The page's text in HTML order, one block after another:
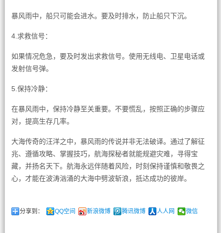
暴风雨中，船只可能会进水。要及时排水，防止船只下沉。
4.求救信号：
如果情况危急，要及时发出求救信号。使用无线电、卫星电话或
发射信号弹。
5.保持冷静：
在暴风雨中，保持冷静至关重要。不要慌乱，按照正确的步骤应
对，提高生存几率。
大海传奇的汪洋之中，暴风雨的传说并非无法破译。通过了解征
兆、遵循攻略、掌握技巧，航海探秘者就能规避灾难，寻得宝
藏，并扬名天下。航海永远伴随着风险，时刻保持谨慎和敬畏之
心，才能在波涛汹涌的大海中劈波斩浪，抵达成功的彼岸。
分享到： QQ空间 新浪微博 腾讯微博 人人网 微信